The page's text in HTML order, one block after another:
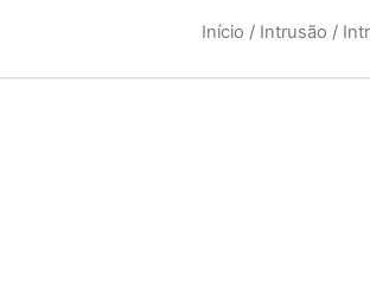
Início / Intrusão /